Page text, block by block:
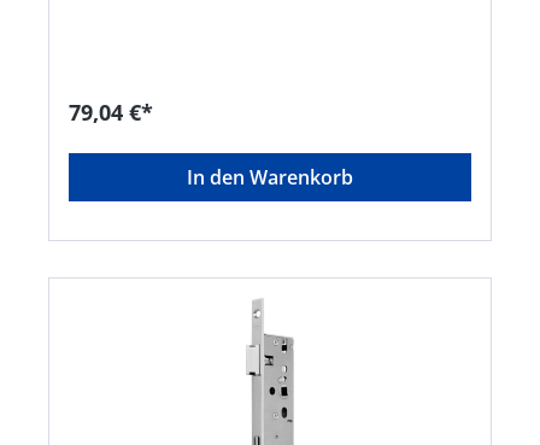
79,04 €*
In den Warenkorb